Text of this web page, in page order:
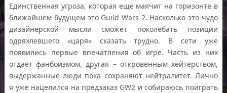
Единственная угроза, которая еще маячит на горизонте в
ближайшем будущем это Guild Wars 2. Насколько это чудо
дизайнерской мысли сможет поколебать позиции
одряхлевшего «царя» сказать трудно. В сети уже
появились первые впечатления об игре. Часть из них
отдает фанбоизмом, другая – откровенным хейтерством,
выдержанные люди пока сохраняют нейтралитет. Лично
я уже нацелился на предзаказ GW2 и собираюсь поиграть